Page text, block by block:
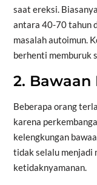
saat ereksi.
antara 40-70 tahun
masalah autoimun.
berhenti memburuk
2. Bawaan
Beberapa orang
karena
kelengkungan
tidak selalu menjadi
ketidaknyamanan.